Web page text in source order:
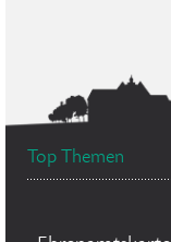
Top Themen